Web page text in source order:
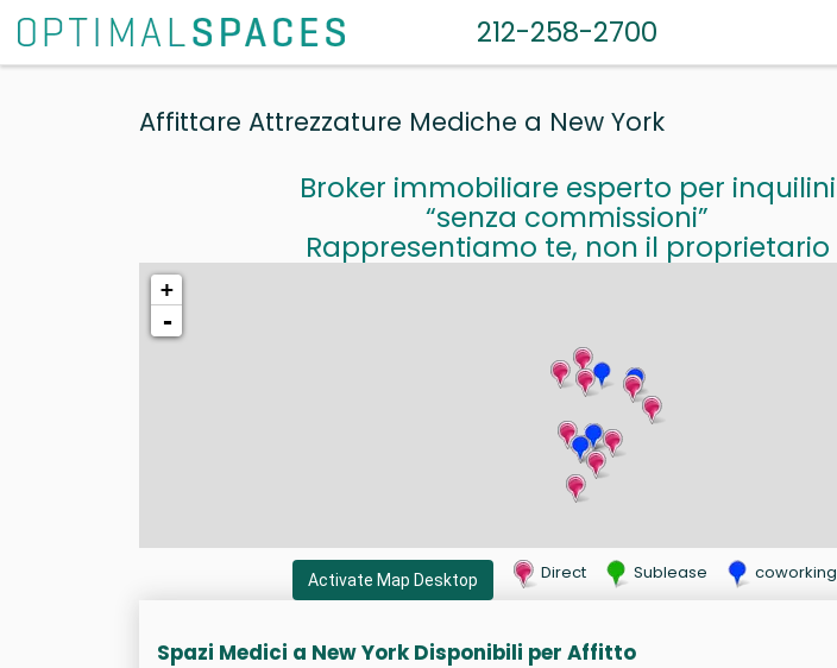
212-258-2700
Affittare Attrezzature Mediche a New York
Broker immobiliare esperto per inquilini
“senza commissioni”
Rappresentiamo te, non il proprietario
+
-
Activate Map Desktop Direct Sublease coworking
Spazi Medici a New York Disponibili per Affitto